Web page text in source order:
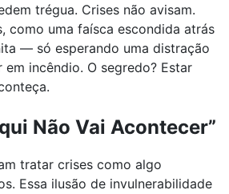
trégua. Crises não avisam.
como uma faísca escondida atrás
— só esperando uma distração
incêndio. O segredo? Estar
Não Vai Acontecer”
tratar crises como algo
Essa ilusão de invulnerabilidade